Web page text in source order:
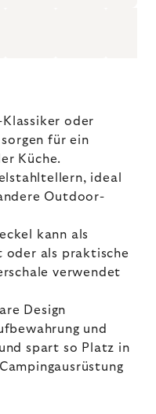
oder
für ein
Küche.
ideal
Outdoor-
kann als
oder als praktische
verwendet
Design
und
spart so Platz in